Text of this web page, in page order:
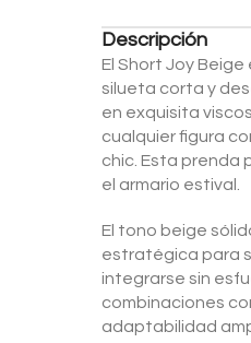
Descripción
El Short Joy
silueta corta y
en exquisita
cualquier figura
chic. Esta prenda
el armario estival.
El tono beige
estratégica para
integrarse sin
combinaciones
adaptabilidad